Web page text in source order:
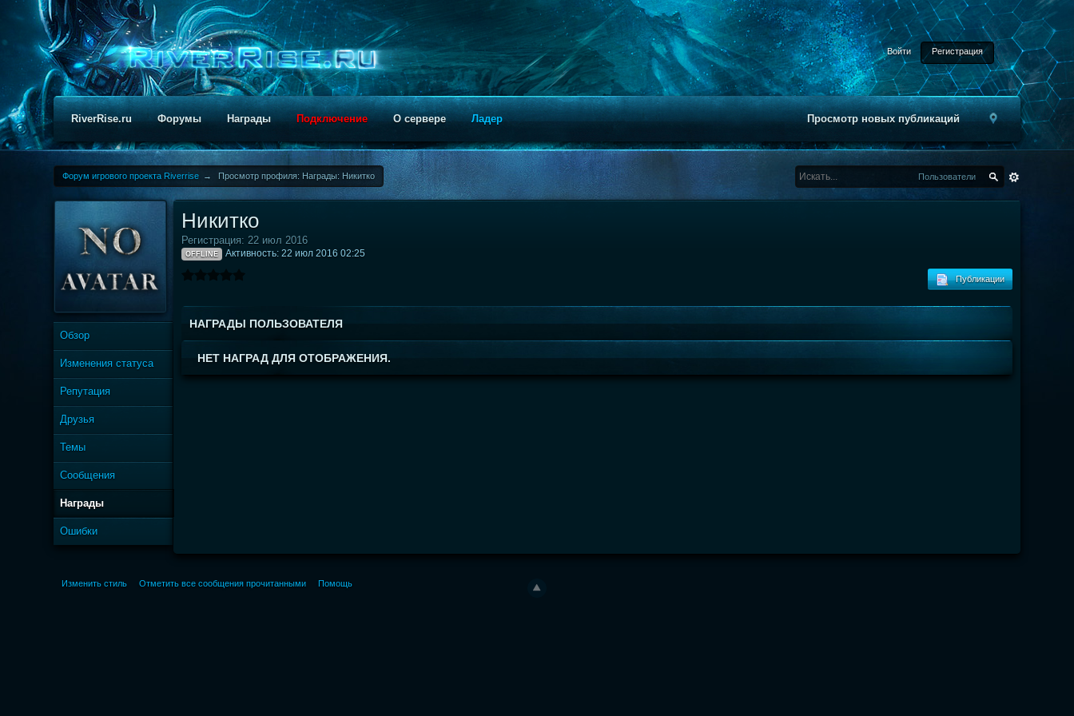
Войти Регистрация
Просмотр новых публикаций
RiverRise.ru Форумы Награды Подключение О сервере Ладер
Форум игрового проекта Riverrise → Просмотр профиля: Награды: Никитко Пользователи
Обзор
Изменения статуса
Репутация
Друзья
Темы
Сообщения
Награды
Ошибки
Никитко
Регистрация: 22 июл 2016
OFFLINE Активность: 22 июл 2016 02:25
Публикации
НАГРАДЫ ПОЛЬЗОВАТЕЛЯ
НЕТ НАГРАД ДЛЯ ОТОБРАЖЕНИЯ.
Изменить стиль Отметить все сообщения прочитанными Помощь